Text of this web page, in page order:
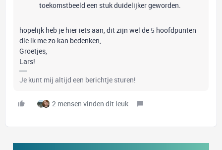
toekomstbeeld een stuk duidelijker geworden.
hopelijk heb je hier iets aan, dit zijn wel de 5 hoofdpunten
die ik me zo kan bedenken,
Groetjes,
Lars!
Je kunt mij altijd een berichtje sturen!
2 mensen vinden dit leuk